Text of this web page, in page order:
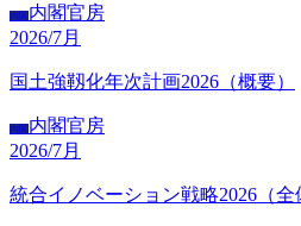
内閣内閣官房
2026/7月
国土強靱化年次計画2026（概要）
内閣内閣官房
2026/7月
統合イノベーション戦略2026（全